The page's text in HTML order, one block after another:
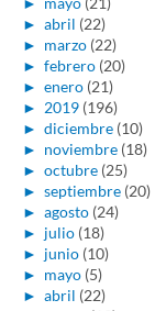
► abril (22)
► marzo (22)
► febrero (20)
► enero (21)
► 2019 (196)
► diciembre (10)
► noviembre (18)
► octubre (25)
► septiembre (20)
► agosto (24)
► julio (18)
► junio (10)
► mayo (5)
► abril (22)